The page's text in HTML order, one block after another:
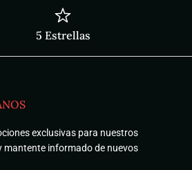
5 Estrellas
exclusivas para nuestros
mantente informado de nuevos